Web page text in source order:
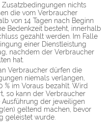
nichts
die vom Verbraucher
von 14 Tagen nach Beginn
Bedenkzeit besteht, innerhalb
gezahlt werden. Im Falle
einer Dienstleistung
nachdem der Verbraucher
hat.
Verbraucher dürfen die
niemals verlangen,
im Voraus bezahlt. Wird
so kann der Verbraucher
der jeweiligen
geltend machen, bevor
geleistet wurde.